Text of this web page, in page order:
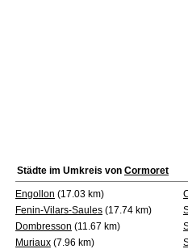
Städte im Umkreis von Cormoret
Engollon (17.03 km)
Fenin-Vilars-Saules (17.74 km)
Dombresson (11.67 km)
Muriaux (7.96 km)